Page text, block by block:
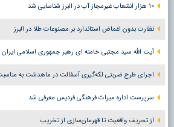
۱۰ هزار انشعاب غیرمجاز آب در البرز شناسایی شد
نظارت بدون اغماض استاندارد بر مصنوعات طلا در البرز
آیت الله سید مجتبی خامنه ای رهبر جمهوری اسلامی ایران
اجرای طرح ضربتی لکه‌گیری آسفالت در ماهدشت به مناسبت
سرپرست اداره میراث فرهنگی فردیس معرفی شد
از تحریف واقعیت تا قهرمان‌سازی از تخریب